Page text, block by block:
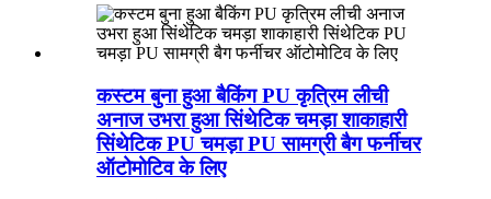
कस्टम बुना हुआ बैकिंग PU कृत्रिम लीची
अनाज उभरा हुआ सिंथेटिक चमड़ा शाकाहारी
सिंथेटिक PU चमड़ा PU सामग्री बैग फर्नीचर
ऑटोमोटिव के लिए